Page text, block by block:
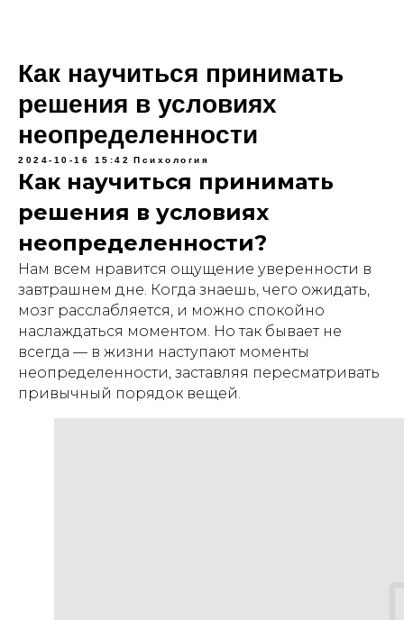
Как научиться принимать
решения в условиях
неопределенности
2024-10-16 15:42 Психология
Как научиться принимать
решения в условиях
неопределенности?
Нам всем нравится ощущение уверенности в
завтрашнем дне. Когда знаешь, чего ожидать,
мозг расслабляется, и можно спокойно
наслаждаться моментом. Но так бывает не
всегда — в жизни наступают моменты
неопределенности, заставляя пересматривать
привычный порядок вещей.